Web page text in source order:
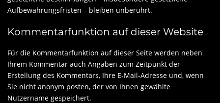
Aufbewahrungsfristen – bleiben unberührt.
Kommentar­funktion auf dieser Website
Für die Kommentarfunktion auf dieser Seite werden neben
Ihrem Kommentar auch Angaben zum Zeitpunkt der
Erstellung des Kommentars, Ihre E-Mail-Adresse und, wenn
Sie nicht anonym posten, der von Ihnen gewählte
Nutzername gespeichert.